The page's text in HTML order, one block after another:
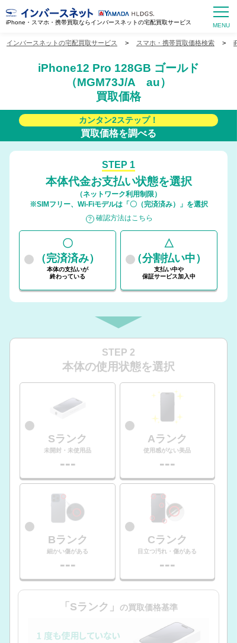
iPhone・スマホ・携帯買取ならインバースネットの宅配買取サービス
インバースネットの宅配買取サービス > スマホ・携帯買取価格検索 >
iPhone12 Pro 128GB ゴールド
（MGM73J/A au）
買取価格
カンタン2ステップ！
買取価格を調べる
STEP 1
本体代金お支払い状態を選択
（ネットワーク利用制限）
※SIMフリー、Wi-Fiモデルは「〇（完済済み）」を選択
確認方法はこちら
〇
（完済済み）
本体の支払いが
終わっている
△
（分割払い中）
支払い中や
保証サービス加入中
STEP 2
本体の使用状態を選択
Sランク
未開封・未使用品
---
Aランク
使用感がない美品
---
Bランク
細かい傷がある
---
Cランク
目立つ汚れ・傷がある
---
「Sランク」 の買取価格基準